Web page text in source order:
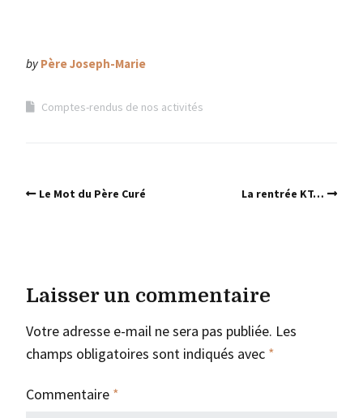
by Père Joseph-Marie
Comptes-rendus de nos activités
Le Mot du Père Curé La rentrée KT…
Laisser un commentaire
Votre adresse e-mail ne sera pas publiée. Les
champs obligatoires sont indiqués avec *
Commentaire *